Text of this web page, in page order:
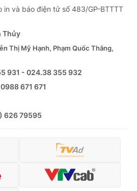
in và báo điện tử số 483/GP-BTTTT
Thủy
Thị Mỹ Hạnh, Phạm Quốc Thắng,
931 - 024.38 355 932
0988 671 671
626 79595